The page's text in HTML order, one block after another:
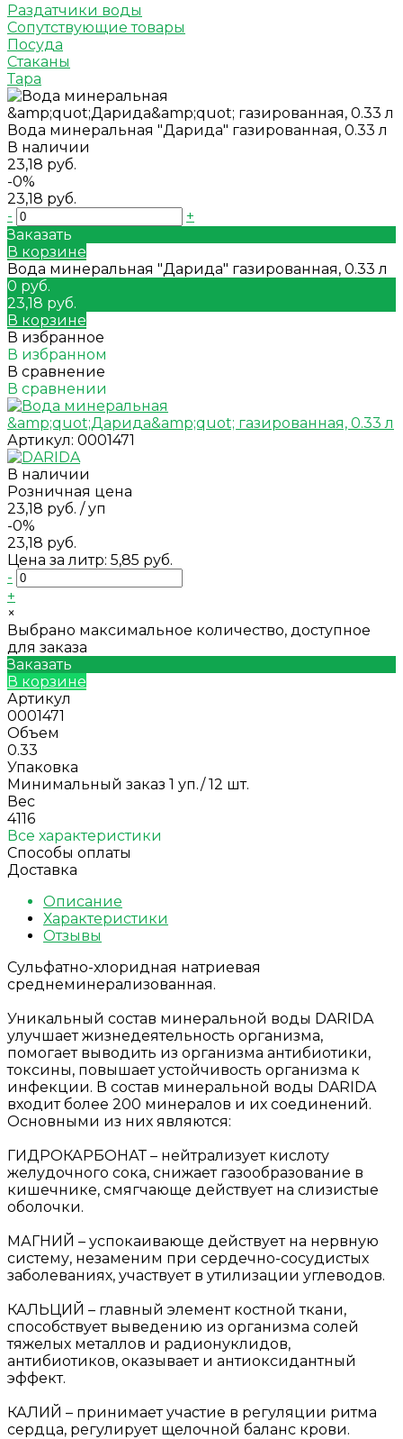
Раздатчики воды
Сопутствующие товары
Посуда
Стаканы
Тара
Вода минеральная "Дарида" газированная, 0.33 л
В наличии
23,18 руб.
-0%
23,18 руб.
-
+
Заказать
В корзине
Вода минеральная "Дарида" газированная, 0.33 л
0 руб.
23,18 руб.
В корзине
В избранное
В избранном
В сравнение
В сравнении
Артикул: 0001471
В наличии
Розничная цена
23,18 руб. / уп
-0%
23,18 руб.
Цена за литр: 5,85 руб.
-
+
×
Выбрано максимальное количество, доступное
для заказа
Заказать
В корзине
Артикул
0001471
Объем
0.33
Упаковка
Минимальный заказ 1 уп./ 12 шт.
Вес
4116
Все характеристики
Способы оплаты
Доставка
Описание
Характеристики
Отзывы
Сульфатно-хлоридная натриевая
среднеминерализованная.
Уникальный состав минеральной воды DARIDA
улучшает жизнедеятельность организма,
помогает выводить из организма антибиотики,
токсины, повышает устойчивость организма к
инфекции. В состав минеральной воды DARIDA
входит более 200 минералов и их соединений.
Основными из них являются:
ГИДРОКАРБОНАТ – нейтрализует кислоту
желудочного сока, снижает газообразование в
кишечнике, смягчающе действует на слизистые
оболочки.
МАГНИЙ – успокаивающе действует на нервную
систему, незаменим при сердечно-сосудистых
заболеваниях, участвует в утилизации углеводов.
КАЛЬЦИЙ – главный элемент костной ткани,
способствует выведению из организма солей
тяжелых металлов и радионуклидов,
антибиотиков, оказывает и антиоксидантный
эффект.
КАЛИЙ – принимает участие в регуляции ритма
сердца, регулирует щелочной баланс крови.